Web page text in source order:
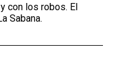
con los robos. El
Sabana.